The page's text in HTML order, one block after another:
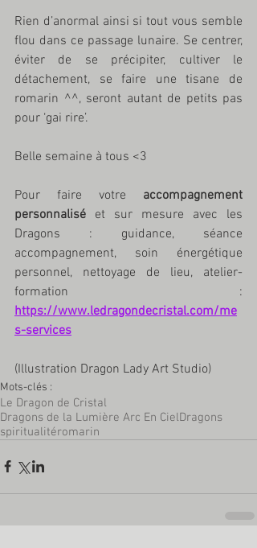
Rien d’anormal ainsi si tout vous semble
flou dans ce passage lunaire. Se centrer,
éviter de se précipiter, cultiver le
détachement, se faire une tisane de
romarin ^^, seront autant de petits pas
pour ‘gai rire’.
Belle semaine à tous <3
Pour faire votre accompagnement
personnalisé et sur mesure avec les
Dragons : guidance, séance
accompagnement, soin énergétique
personnel, nettoyage de lieu, atelier-
https://www.ledragondecristal.com/me
s-services
(Illustration Dragon Lady Art Studio)
Mots-clés :
Le Dragon de Cristal
Dragons de la Lumière Arc En CielDragons
spiritualitéromarin